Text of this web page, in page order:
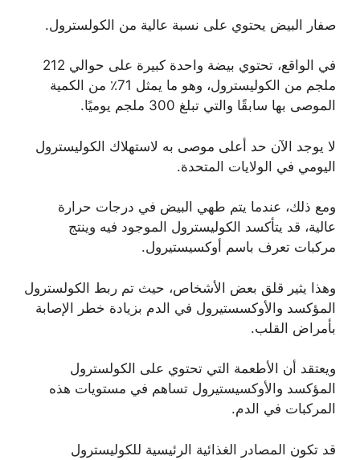
صفار البيض يحتوي على نسبة عالية من الكولسترول.
في الواقع، تحتوي بيضة واحدة كبيرة على حوالي 212
ملجم من الكوليسترول، وهو ما يمثل 71٪ من الكمية
الموصى بها سابقًا والتي تبلغ 300 ملجم يوميًا.
لا يوجد الآن حد أعلى موصى به لاستهلاك الكوليسترول
اليومي في الولايات المتحدة.
ومع ذلك، عندما يتم طهي البيض في درجات حرارة
عالية، قد يتأكسد الكوليسترول الموجود فيه وينتج
مركبات تعرف باسم أوكسيستيرول.
وهذا يثير قلق بعض الأشخاص، حيث تم ربط الكولسترول
المؤكسد والأوكسستيرول في الدم بزيادة خطر الإصابة
بأمراض القلب.
ويعتقد أن الأطعمة التي تحتوي على الكولسترول
المؤكسد والأوكسيستيرول تساهم في مستويات هذه
المركبات في الدم.
قد تكون المصادر الغذائية الرئيسية للكوليسترول